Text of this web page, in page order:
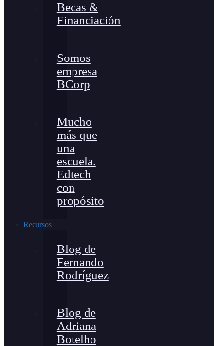
Becas &
Financiación
Somos
empresa
BCorp
Mucho
más que
una
escuela.
Edtech
con
propósito
Recursos
Blog de
Fernando
Rodríguez
Blog de
Adriana
Botelho